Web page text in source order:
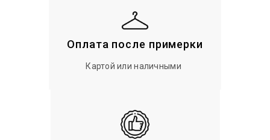
Оплата после примерки
Картой или наличными